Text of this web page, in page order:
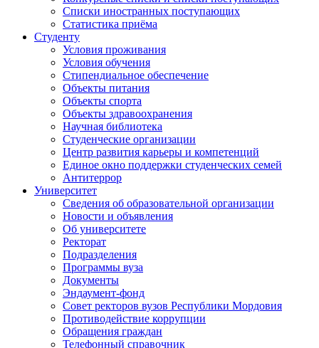
Списки иностранных поступающих
Статистика приёма
Студенту
Условия проживания
Условия обучения
Стипендиальное обеспечение
Объекты питания
Объекты спорта
Объекты здравоохранения
Научная библиотека
Студенческие организации
Центр развития карьеры и компетенций
Единое окно поддержки студенческих семей
Антитеррор
Университет
Сведения об образовательной организации
Новости и объявления
Об университете
Ректорат
Подразделения
Программы вуза
Документы
Эндаумент-фонд
Совет ректоров вузов Республики Мордовия
Противодействие коррупции
Обращения граждан
Телефонный справочник